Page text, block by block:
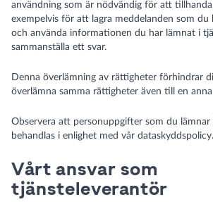
användning som är nödvändig för att
exempelvis för att lagra meddelanden som du
och använda informationen du har lämnat i
sammanställa ett svar.
Denna överlämning av rättigheter förhindrar
överlämna samma rättigheter även till en
Observera att personuppgifter som du
behandlas i enlighet med vår dataskyddspolicy.
Vårt ansvar som
tjänsteleverantör